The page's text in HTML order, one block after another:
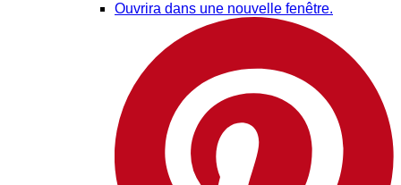
Ouvrira dans une nouvelle fenêtre.